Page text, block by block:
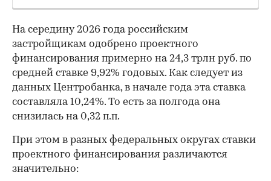
На середину 2026 года российским
застройщикам одобрено проектного
финансирования примерно на 24,3 трлн руб. по
средней ставке 9,92% годовых. Как следует из
данных Центробанка, в начале года эта ставка
составляла 10,24%. То есть за полгода она
снизилась на 0,32 п.п.
При этом в разных федеральных округах ставки
проектного финансирования различаются
значительно: